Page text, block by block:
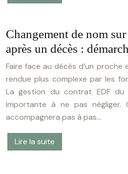
Changement de nom
après un décès :
Faire face au décès d’un proche
rendue plus complexe par les
La gestion du contrat EDF
importante à ne pas négliger.
accompagnera pas à pas…
Lire la suite